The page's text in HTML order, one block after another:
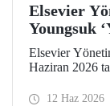
Elsevier
Youngsuk
Elsevier
Haziran 2026
araştırma
12 Haz 2026